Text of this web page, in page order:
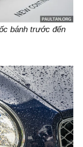
bánh trước đến